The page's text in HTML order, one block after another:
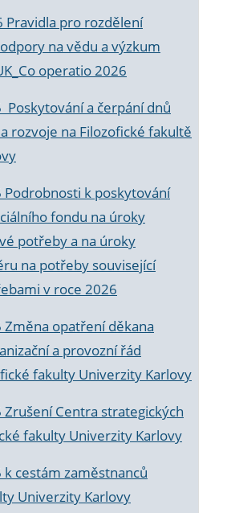
Pravidla pro rozdělení
na vědu a výzkum
operatio 2026
Poskytování a čerpání dnů
rozvoje na Filozofické fakultě
Podrobnosti k poskytování
fondu na úroky
potřeby a na úroky
na potřeby související
v roce 2026
Změna opatření děkana
a provozní řád
fakulty Univerzity Karlovy
Zrušení Centra strategických
fakulty Univerzity Karlovy
k cestám zaměstnanců
Univerzity Karlovy